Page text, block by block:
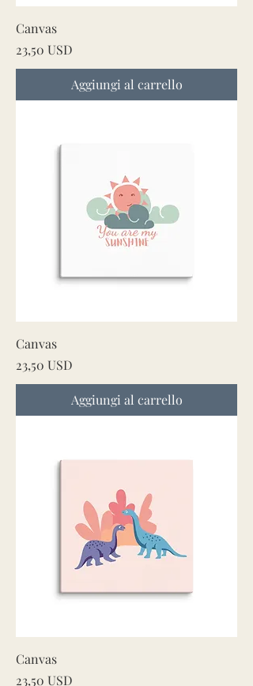
Canvas
Prezzo
23,50 USD
Aggiungi al carrello
Canvas
Prezzo
23,50 USD
Aggiungi al carrello
Canvas
Prezzo
23,50 USD